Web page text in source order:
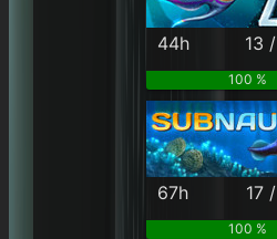
44h 13
100 %
67h 17
100 %